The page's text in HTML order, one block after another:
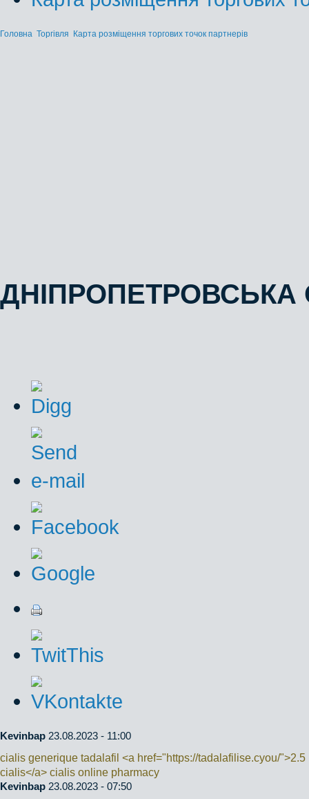
Головна Торгівля Карта розміщення торгових точок партнерів
ДНІПРОПЕТРОВСЬКА
Kevinbap 23.08.2023 - 11:00
cialis generique tadalafil <a href="https://tadalafilise.cyou/">2.5
cialis</a> cialis online pharmacy
Kevinbap 23.08.2023 - 07:50